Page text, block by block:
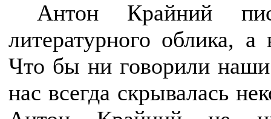
Антон Крайний
литературного облика,
Что бы ни говорили
нас всегда скрывалась